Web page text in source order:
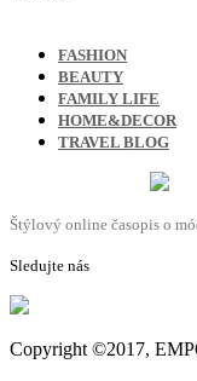
FASHION
BEAUTY
FAMILY LIFE
HOME&DECOR
TRAVEL BLOG
Štýlový online časopis o
Sledujte nás
Copyright ©2017,